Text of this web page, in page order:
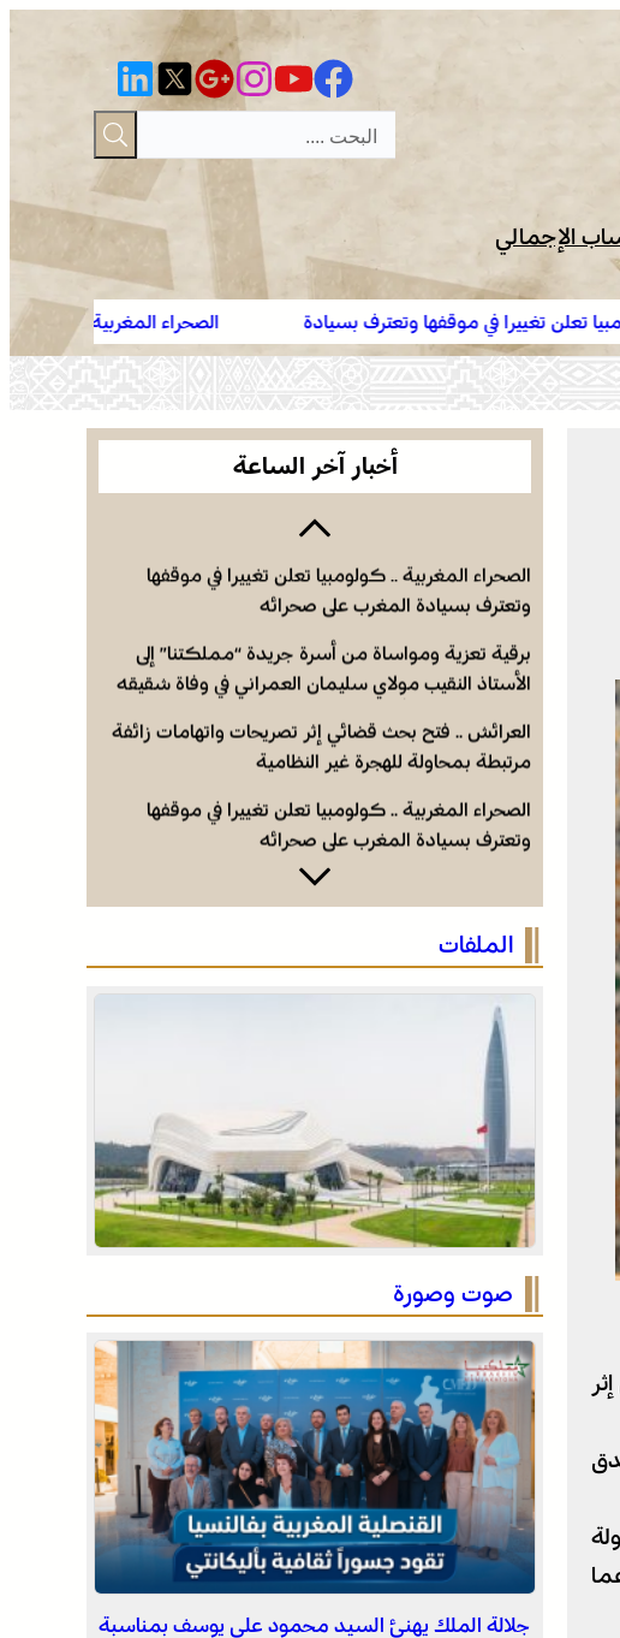
الإجمالي
وتعترف بسيادة
الصحراء المغربية .. كولومبيا تعلن تغييرا في موقفها
المغرب على صحرائه
أخبار آخر الساعة
برقية تعزية ومواساة من أسرة جريدة “مملكتنا” إلى
الأستاذ النقيب مولاي سليمان العمراني في وفاة شقيقه
الأكبر المرحوم مُّحمد العمراني
مرتبطة بمحاولة للهجرة غير النظامية
الصحراء المغربية .. كولومبيا تعلن تغييرا في موقفها
وتعترف بسيادة المغرب على صحرائه
الصحراء المغربية .. كولومبيا تعلن تغييرا في موقفها
وتعترف بسيادة المغرب على صحرائه
برقية تعزية ومواساة من أسرة جريدة “مملكتنا” إلى
الأستاذ النقيب مولاي سليمان العمراني في وفاة شقيقه
العرائش .. فتح بحث قضائي إثر تصريحات واتهامات زائفة
مرتبطة بمحاولة للهجرة غير النظامية
الصحراء المغربية .. كولومبيا تعلن تغييرا في موقفها
وتعترف بسيادة المغرب على صحرائه
الصحراء المغربية .. كولومبيا تعلن تغييرا في موقفها
برقية تعزية ومواساة من أسرة جريدة “مملكتنا” إلى
الأكبر المرحوم مُّحمد العمراني
العرائش .. فتح بحث قضائي إثر تصريحات واتهامات زائفة
مرتبطة بمحاولة للهجرة غير النظامية
الصحراء المغربية .. كولومبيا تعلن تغييرا في موقفها
وتعترف بسيادة المغرب على صحرائه
الصحراء المغربية .. كولومبيا تعلن تغييرا في موقفها
وتعترف بسيادة المغرب على صحرائه
الملفات
صوت وصورة
جلالة الملك يهنئ السيد محمود علي يوسف بمناسبة